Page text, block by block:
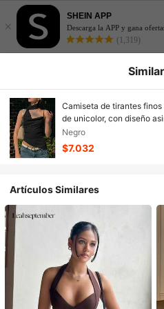
×
SHEIN APP
Descarga la APP y gana
(1,319)
Similar
Camiseta de tirantes
de unicolor, con diseño
color negro
Negro
$7.032
Artículos Similares